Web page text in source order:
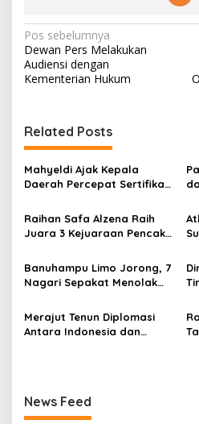
N
a
v
g
a
s
i
p
o
s
Pos sebelumnya
Dewan Pers Melakukan
Audiensi dengan
Kementerian Hukum
Related Posts
Mahyeldi Ajak Kepala
Daerah Percepat Sertifikasi
Pusat Ekosistem Halal
Nasional
Raihan Safa Alzena Raih
Juara 3 Kejuaraan Pencak
Sumatera Barat
Banuhampu Limo Jorong, 7
Nagari Sepakat Menolak
Merajut Tenun Diplomasi
Antara Indonesia dan
News Feed